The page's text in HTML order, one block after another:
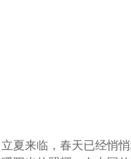
立夏来临，春天已经悄